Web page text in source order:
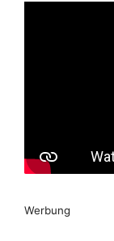
Werbung